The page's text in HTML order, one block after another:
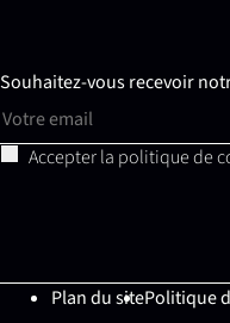
Souhaitez-vous recevoir
Accepter la politique de
Plan du sitePolitique